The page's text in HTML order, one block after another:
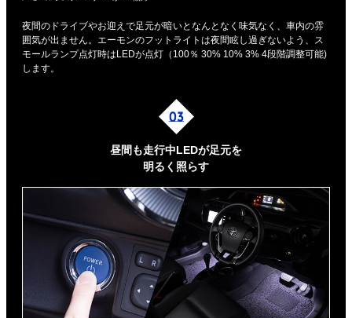
夜間のドライブやお迎えで足元が暗いとなんとなく味気なく、車内の雰
囲気が出ません。エーモンのフットライトは夜間眩し過ぎないよう、ス
モールランプ点灯時はLEDが点灯（100％ 30% 10% 3% 4段階調整可能)
します。
昼間も走行中LEDが足元を
明るく照らす